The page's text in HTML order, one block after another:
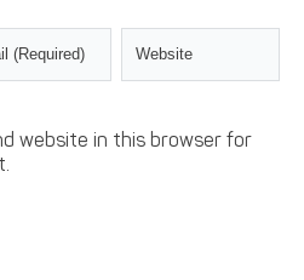
website in this browser for